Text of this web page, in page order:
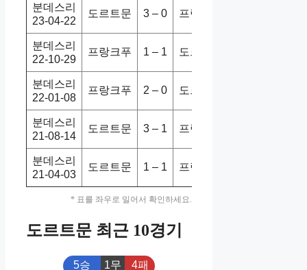
분데스리
23-04-22
도르트문 3 – 0 프랑크푸
분데스리
22-10-29
프랑크푸 1 – 1 도르트문
분데스리
22-01-08
프랑크푸 2 – 0 도르트문
분데스리
21-08-14
도르트문 3 – 1 프랑크푸
분데스리
21-04-03
도르트문 1 – 1 프랑크푸
* 표를 좌우로 밀어서 확인하세요.
도르트문 최근 10경기
5승 1무 4패